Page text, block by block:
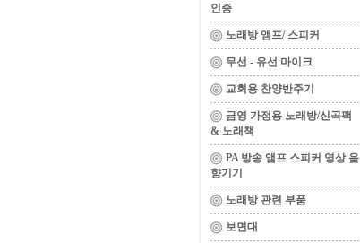
인증
노래방 앰프/ 스피커
무선 - 유선 마이크
교회용 찬양반주기
금영 가정용 노래방/신곡팩
& 노래책
PA 방송 앰프 스피커 영상 음
향기기
노래방 관련 부품
보면대